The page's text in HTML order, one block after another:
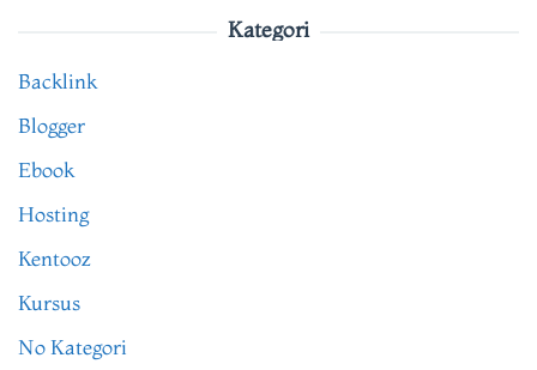
Kategori
Backlink
Blogger
Ebook
Hosting
Kentooz
Kursus
No Kategori